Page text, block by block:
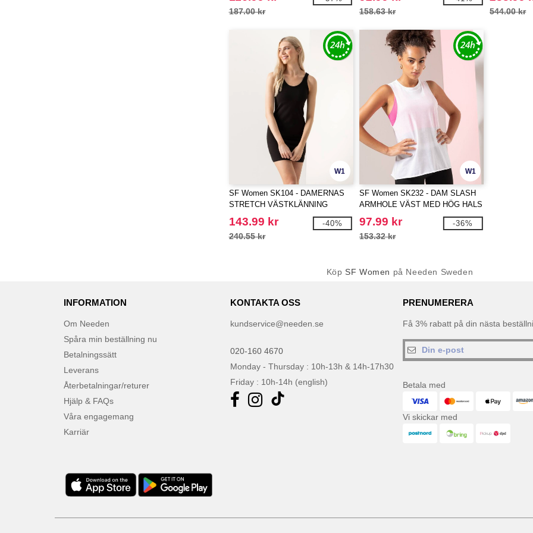
Jack&Jones (6)
JournalBooks
Just Cool (45)
Karlowsky (47)
Karst® (4)
Kooduu (4)
Korntex (41)
Label Serie (8)
Larkwood
Mantis (32)
Mepal (23)
187.00 kr 158.63 kr 544.00 kr
W1
SF Women SK104 - DAMERNAS
STRETCH VÄSTKLÄNNING
143.99 kr
240.55 kr
-40%
W1
SF Women SK232 - DAM SLASH
ARMHOLE VÄST MED HÖG HALS
97.99 kr
153.32 kr
-36%
Köp SF Women på Needen Sweden
INFORMATION
Om Needen
Spåra min beställning nu
Betalningssätt
Leverans
Återbetalningar/returer
Hjälp & FAQs
Våra engagemang
Karriär
KONTAKTA OSS
kundservice@needen.se
020-160 4670
Monday - Thursday : 10h-13h & 14h-17h30
Friday : 10h-14h (english)
PRENUMERERA
Få 3% rabatt på din nästa
Betala med
Vi skickar med